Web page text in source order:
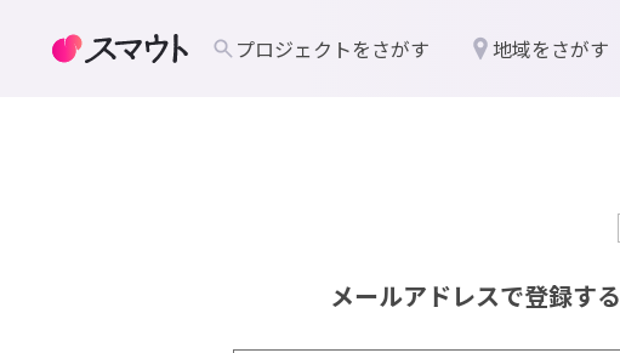
メールアドレスで登録する
プロジェクトをさがす 地域をさがす